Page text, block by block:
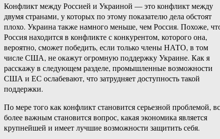
Конфликт между Россией и Украиной — это конфликт между
двумя странами, у которых по этому показателю дела обстоят
плохо. Украина также намного меньше, чем Россия. Похоже,
Россия находится в конфликте с конкурентом, которого она,
вероятно, сможет победить, если только члены НАТО, в том
числе США, не окажут огромную поддержку Украине. Как я
расскажу в следующем разделе, промышленные возможности
США и ЕС ослабевают, что затрудняет доступность такой
поддержки.
По мере того как конфликт становится серьезной проблемой,
более важным становится вопрос, какая экономика является
крупнейшей и имеет лучшие возможности защитить себя.